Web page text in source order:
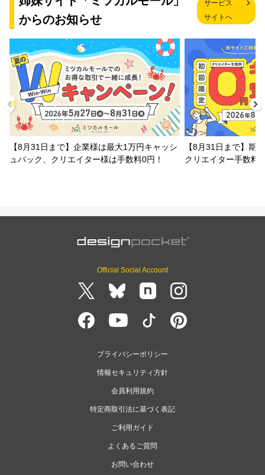
からのお知らせ
サービス
サイトへ
【8月31日まで】企業様は最大1万円キャッシ
ュバック、クリエイター様は手数料0円！
【8月31日まで】期
クリエイター手数料
Official Social Account
プライバシーポリシー
情報セキュリティ方針
会員利用規約
特定商取引法に基づく表記
ご利用ガイド
よくあるご質問
お問い合わせ